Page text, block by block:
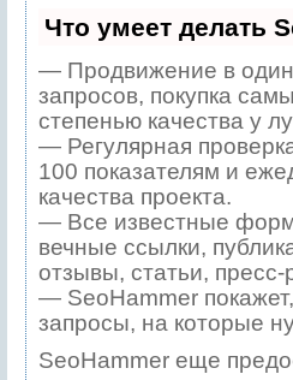
Что умеет делать
— Продвижение в один
запросов, покупка
степенью качества у
— Регулярная
100 показателям и
качества проекта.
— Все известные
вечные ссылки,
отзывы, статьи,
— SeoHammer
запросы, на которые
SeoHammer еще